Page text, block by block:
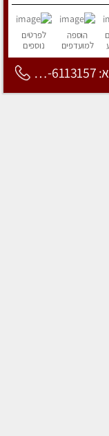
הוספה
למועדפים
לפרטים
נוספים
שם מלא: 053-6113157